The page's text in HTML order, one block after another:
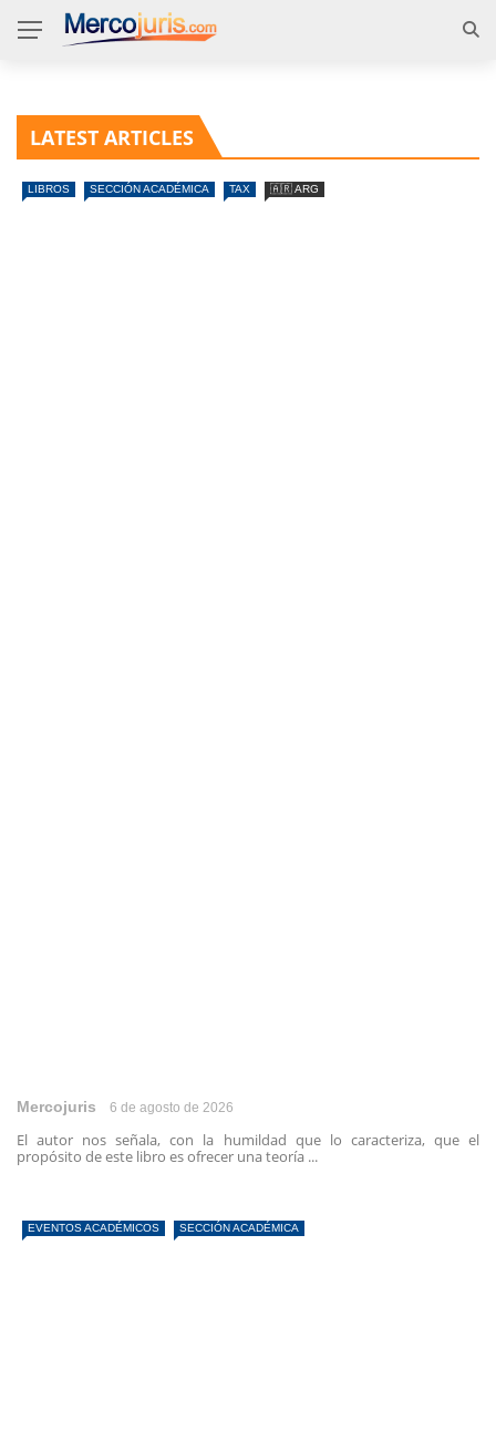
LATEST ARTICLES
LIBROS SECCIÓN ACADÉMICA TAX 🇦🇷 ARG
Mercojuris 6 de agosto de 2026
El autor nos señala, con la humildad que lo caracteriza, que el
propósito de este libro es ofrecer una teoría ...
EVENTOS ACADÉMICOS SECCIÓN ACADÉMICA